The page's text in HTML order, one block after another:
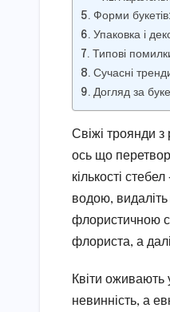
Форми
Упаковка і
Типові
Сучасні
Догляд за
Свіжі троянди
ось що
кількості
водою, видаліть
флористичною
флориста, а
Квіти оживають
невинність, а